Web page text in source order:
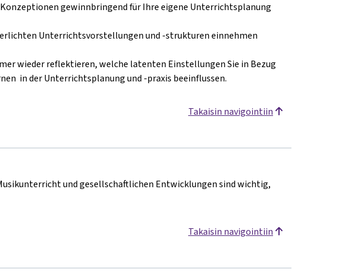
gewinnbringend für Ihre eigene Unterrichtsplanung
Unterrichtsvorstellungen und -strukturen einnehmen
wieder reflektieren, welche latenten Einstellungen Sie in Bezug
in der Unterrichtsplanung und -praxis beeinflussen.
Takaisin navigointiin
und gesellschaftlichen Entwicklungen sind wichtig,
Takaisin navigointiin